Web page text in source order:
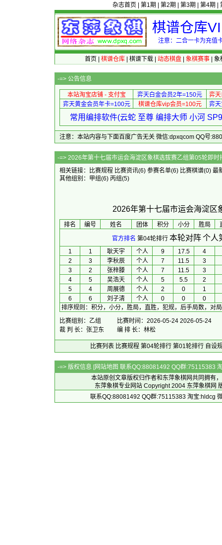
杂志首页 第1期 第2期 第3期 第4期
棋谱仓库
注意：二合一卡为充值
首页 棋谱仓库| 棋谱下载| 动态棋盘| 象棋赛事| 象
-=> 公告信息
本站淘宝店铺 - 支付宝 弈天白金会员2年=150元
弈
弈天黄金会员年卡=100元
棋谱仓库vip会员=100元 弈
常用编排软件(云蛇 至尊 编排大师 小河
注意：本站内容与下面百度广告无关 微信:dpxqcom QQ号
-=> 2026年第十七届市运会海淀区
相关链接：
比赛规程 比赛资讯(6) 参赛名单(6) 比赛棋谱(0) 最
其他组别： 甲组(6) 丙组(5)
2026年第十七届市运会海淀区
排名 编号 姓名 团体 积分 小分 胜局
官方排名 第04轮排行 本轮对阵个人
1 1 耿天宇 个人 9 17.5
4
2
3 李秋辰 个人 7 11.5
3
3
2 张梓滕 个人 7 11.5
3
4
5 吴浩天 个人 5 5.5
2
5
4 周展德 个人 2 0
1
6
6 刘子清 个人 0 0
0
排序规则 ： 积分，小分，胜局，直胜，犯规，后手局数，对
比赛组别：乙组
比赛时间：2026-05-24 2026-05-24
裁 判 长：张卫东
编 排 长：林松
比赛列表 比赛规程 第04轮排行 第01轮排行 自设
-=> 版权信息 [网站地图 联系QQ:88081492 QQ群:75115383
本站原创文章版权归作者和 东萍象棋网共同拥有
东萍象棋专业网站 Copyright 2004 东萍象棋网
联系QQ:88081492 QQ群:75115383 淘宝:hldcg